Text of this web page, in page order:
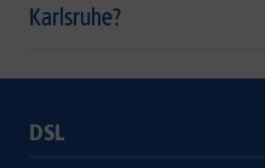
Karlsruhe?
DSL